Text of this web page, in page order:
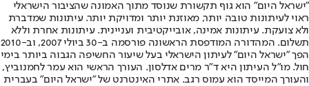
"ישראל היום" הוא גוף תקשורת שנוסד מתוך האמונה שהציבור הישראלי
ראוי לעיתונות טובה יותר, מאוזנת יותר ומדויקת יותר. עיתונות שמדברת
ולא צועקת. עיתונות אמינה, אובייקטיבית ועניינית. עיתונות אחרת וללא
תשלום. המהדורה המודפסת הראשונה פורסמה ב-30 ביולי 2007, וב-2010
הפך "ישראל היום" לעיתון הישראלי בעל שיעור החשיפה הגבוה ביותר בימי
חול. מו"ל העיתון היא ד"ר מרים אדלסון. העורך הראשי הוא עמר לחמנוביץ,
והעורך המייסד הוא עמוס רגב. אתרי האינטרנט של "ישראל היום" בעברית